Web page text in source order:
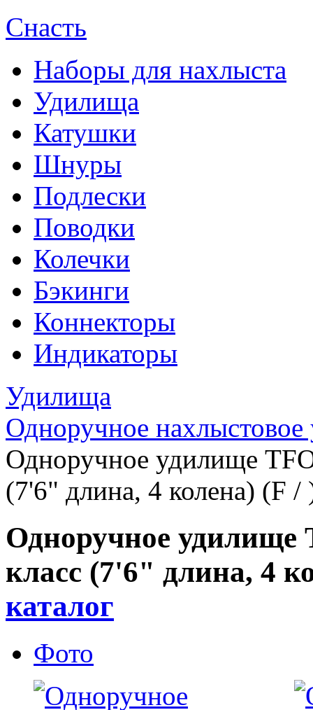
Снасть
Наборы для нахлыста
Удилища
Катушки
Шнуры
Подлески
Поводки
Колечки
Бэкинги
Коннекторы
Индикаторы
Удилища
Одноручное
Одноручное удилище
(7'6" длина, 4 колена) (F /
Одноручное удилище
класс (7'6" длина, 4
каталог
Фото